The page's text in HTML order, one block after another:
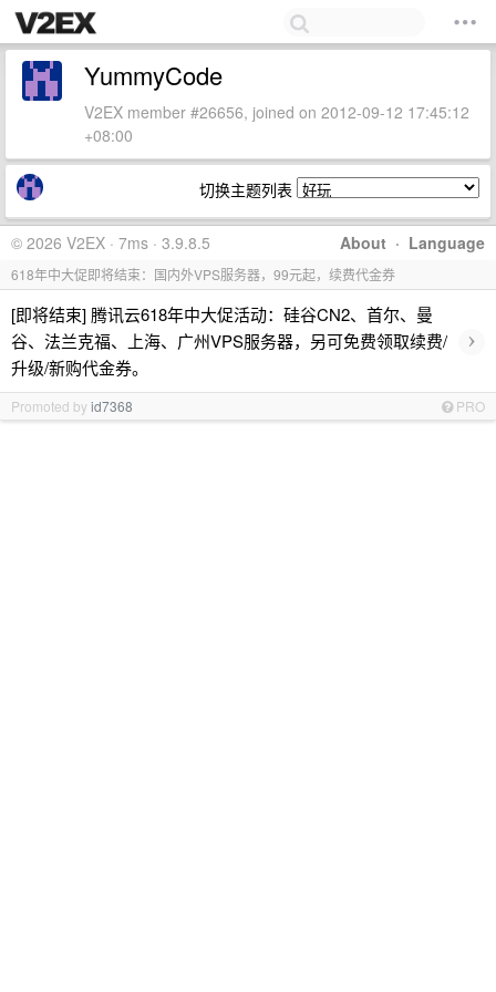
YummyCode
V2EX member #26656, joined on 2012-09-12 17:45:12
+08:00
切换主题列表
About · Language
© 2026 V2EX · 7ms · 3.9.8.5
618年中大促即将结束：国内外VPS服务器，99元起，续费代金券
[即将结束] 腾讯云618年中大促活动：硅谷CN2、首尔、曼
谷、法兰克福、上海、广州VPS服务器，另可免费领取续费/
升级/新购代金券。
›
Promoted byid7368 PRO